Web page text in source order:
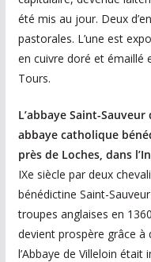
été mis au jour. Deux
pastorales. L’une est
en cuivre doré et émaillé
Tours.
L’abbaye Saint-
abbaye catholique
près de Loches, dans
IXe siècle par deux
bénédictine Saint-
troupes anglaises en
devient prospère grâce à
l’Abbaye de Villeloin